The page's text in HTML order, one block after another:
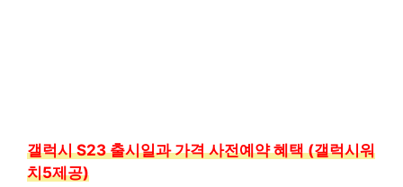
갤럭시 S23 출시일과 가격 사전예약 혜택 (갤럭시워
치5제공)